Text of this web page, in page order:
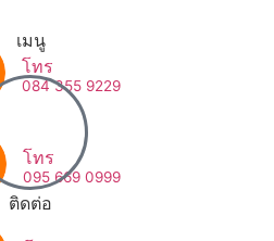
โทร
084 355 9229
โทร
095 669 0999
เมนู
ติดต่อ